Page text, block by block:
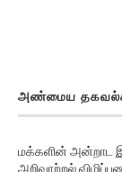
அண்மைய
மக்களின் அன்றாட
அறிவாற்றல்